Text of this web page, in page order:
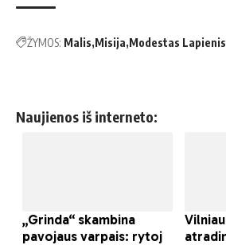
ŽYMOS: Malis Misija Modestas Lapienis
Naujienos iš interneto: